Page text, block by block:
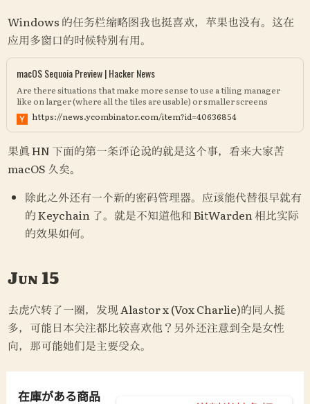
Windows 的任务栏缩略图我也挺喜欢，苹果也没有。这在
应用多窗口的时候特别有用。
macOS Sequoia Preview | Hacker News
Are there situations that make more sense to use a tiling manager
like on larger (where all the tiles are usable) or smaller screens
(where full expansion makes sense)?
https://news.ycombinator.com/item?id=40636854
果真 HN 下面的第一条评论说的就是这个事，看来大家苦
macOS 久矣。
除此之外还有一个新的密码管理器。应该能代替很早就有
的 Keychain 了。就是不知道他和 BitWarden 相比实际
的效果如何。
Jun 15
去虎穴转了一圈，发现 Alastor x (Vox Charlie)的同人挺
多，可能日本关注都比较喜欢他？另外还注意到全是女性
向，那可能她们是主要受众。